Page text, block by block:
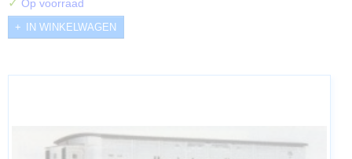
✓ Op voorraad
IN WINKELWAGEN